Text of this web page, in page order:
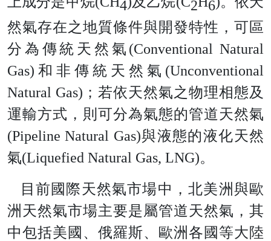
4 2 6
然氣存在之地質條件與開發特性，可區
分為傳統天然 氣 (Conventional Natural
Gas) 和非傳統天然 氣 (Unconventional
Natural Gas) ；若依天然氣之物理相態及
運輸方式，則可分為氣態的管道天然氣
(Pipeline Natural Gas)與液態的液化天然
氣(Liquefied Natural Gas, LNG)。
目前國際天然氣市場中，北美洲與歐
洲天然氣市場主要是屬管道天然氣，其
中包括美國、俄羅斯、歐洲各國等大陸